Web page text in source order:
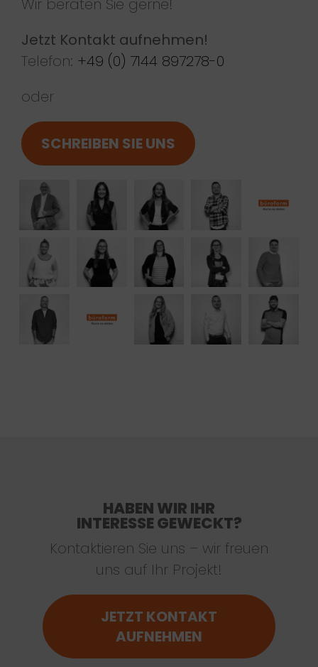
Wir beraten Sie gerne!
Jetzt Kontakt aufnehmen!
Telefon: +49 (0) 7144 897278-0
oder
SCHREIBEN SIE UNS
HABEN WIR IHR
INTERESSE GEWECKT?
Kontaktieren Sie uns – wir freuen
uns auf Ihr Projekt!
JETZT KONTAKT
AUFNEHMEN